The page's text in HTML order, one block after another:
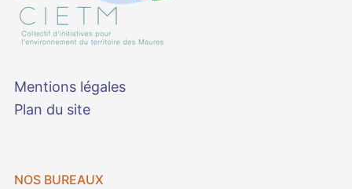
Mentions légales
Plan du site
NOS BUREAUX